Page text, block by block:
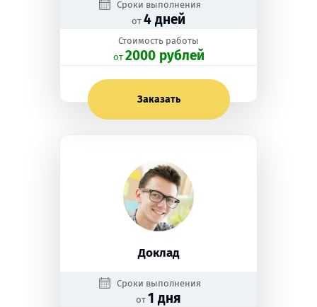
Сроки выполнения
от 4 дней
Стоимость работы
oт 2000 рублей
Заказать
Доклад
Сроки выполнения
от 1 дня